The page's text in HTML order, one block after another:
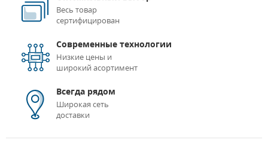
Весь товар
сертифицирован
Современные технологии
Низкие цены и
широкий асортимент
Всегда рядом
Широкая сеть
доставки